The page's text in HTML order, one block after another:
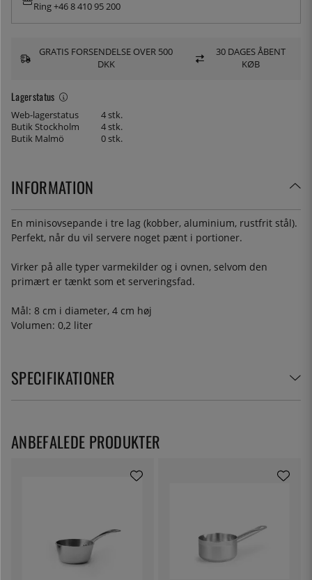
Lagerstatus
Web-lagerstatus
4 stk.
Butik Stockholm
4 stk.
Butik Malmö
0 stk.
Ring +46 8 410 95 200
GRATIS FORSENDELSE OVER 500
DKK
30 DAGES ÅBENT
KØB
INFORMATION
En minisovsepande i tre lag (kobber, aluminium, rustfrit stål).
Perfekt, når du vil servere noget pænt i portioner.
Virker på alle typer varmekilder og i ovnen, selvom den
primært er tænkt som et serveringsfad.
Mål: 8 cm i diameter, 4 cm høj
Volumen: 0,2 liter
SPECIFIKATIONER
ANBEFALEDE PRODUKTER